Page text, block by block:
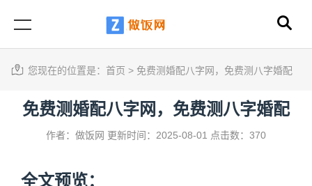
您现在的位置是： 首页 > 免费测婚配八字网，免费测八字婚配
免费测婚配八字网，免费测八字婚配
作者：做饭网 更新时间：2025-08-01 点击数：370
全文预览：